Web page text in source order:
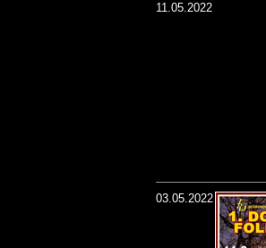
11.05.2022
03.05.2022